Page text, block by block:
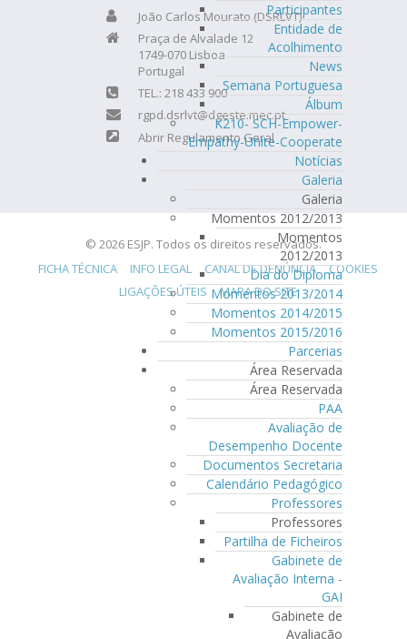
Participantes
Entidade de
Acolhimento
News
Semana Portuguesa
Álbum
K210- SCH-Empower-
Empathy-Unite-Cooperate
Notícias
Galeria
Galeria
Momentos 2012/2013
Momentos
2012/2013
Dia do Diploma
Momentos 2013/2014
Momentos 2014/2015
Momentos 2015/2016
Parcerias
Área Reservada
Área Reservada
PAA
Avaliação de
Desempenho Docente
Documentos Secretaria
Calendário Pedagógico
Professores
Professores
Partilha de Ficheiros
Gabinete de
Avaliação Interna -
GAI
Gabinete de
Avaliação
João Carlos Mourato (DSRLVT)
Praça de Alvalade 12
1749-070 Lisboa
Portugal
TEL.: 218 433 900
rgpd.dsrlvt@dgeste.mec.pt
Abrir Regulamento Geral
© 2026 ESJP. Todos os direitos reservados.
FICHA TÉCNICA
INFO LEGAL CANAL DE DENÚNCIA
COOKIES
LIGAÇÕES ÚTEIS
MAPA DO SITE